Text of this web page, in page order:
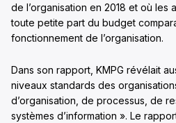
de l’organisation en 2018 et où les
toute petite part du budget
fonctionnement de l’organisation.
Dans son rapport, KMPG révélait
niveaux standards des
d’organisation, de processus, de
systèmes d’information ». Le